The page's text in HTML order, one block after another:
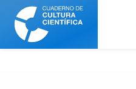
Cuaderno
Cultura
Científica